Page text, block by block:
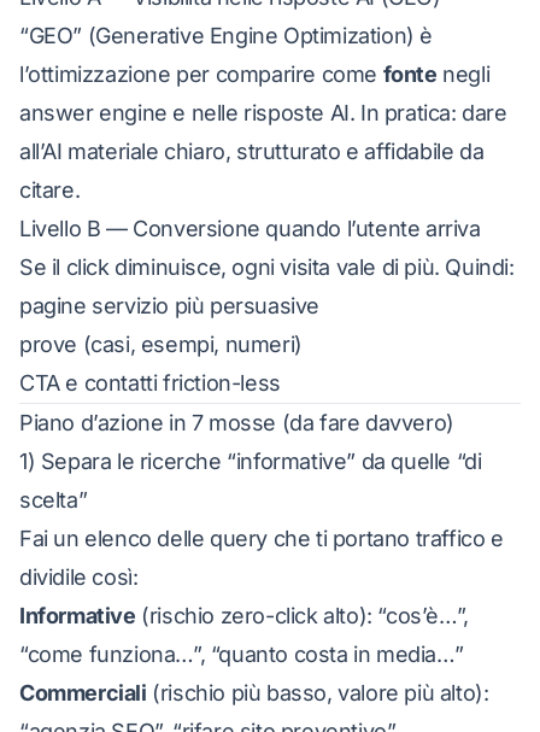
“GEO” (Generative Engine Optimization) è
l’ottimizzazione per comparire come fonte negli
answer engine e nelle risposte AI. In pratica: dare
all’AI materiale chiaro, strutturato e affidabile da
citare.
Livello B — Conversione quando l’utente arriva
Se il click diminuisce, ogni visita vale di più. Quindi:
pagine servizio più persuasive
prove (casi, esempi, numeri)
CTA e contatti friction-less
Piano d’azione in 7 mosse (da fare davvero)
1) Separa le ricerche “informative” da quelle “di
scelta”
Fai un elenco delle query che ti portano traffico e
dividile così:
Informative (rischio zero-click alto): “cos’è…”,
“come funziona…”, “quanto costa in media…”
Commerciali (rischio più basso, valore più alto):